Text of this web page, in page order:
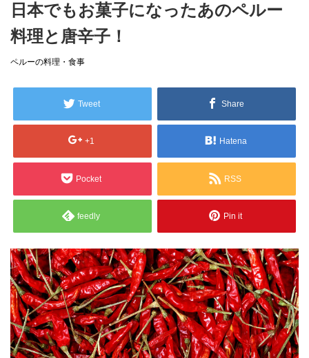
日本でもお菓子になったあのペルー
料理と唐辛子！
ペルーの料理・食事
Tweet Share
+1 Hatena
Pocket RSS
feedly Pin it